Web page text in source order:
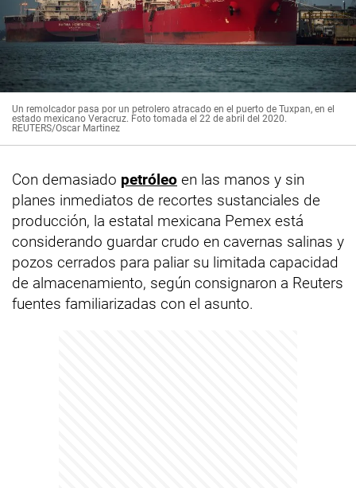
Un remolcador pasa por un petrolero atracado en el puerto de Tuxpan, en el
estado mexicano Veracruz. Foto tomada el 22 de abril del 2020.
REUTERS/Oscar Martinez
Con demasiado petróleo en las manos y sin
planes inmediatos de recortes sustanciales de
producción, la estatal mexicana Pemex está
considerando guardar crudo en cavernas salinas y
pozos cerrados para paliar su limitada capacidad
de almacenamiento, según consignaron a Reuters
fuentes familiarizadas con el asunto.